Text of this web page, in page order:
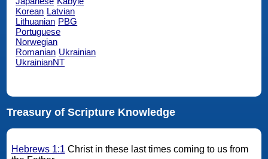
Korean Latvian
Lithuanian PBG
Portuguese
Norwegian
Romanian Ukrainian
UkrainianNT
Treasury of Scripture Knowledge
Hebrews 1:1 Christ in these last times coming to us from